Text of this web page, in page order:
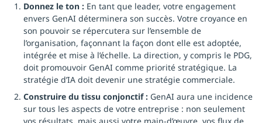
Donnez le ton : En tant que leader, votre engagement
envers GenAI déterminera son succès. Votre croyance en
son pouvoir se répercutera sur l’ensemble de
l’organisation, façonnant la façon dont elle est adoptée,
intégrée et mise à l’échelle. La direction, y compris le PDG,
doit promouvoir GenAI comme priorité stratégique. La
stratégie d’IA doit devenir une stratégie commerciale.
Construire du tissu conjonctif : GenAI aura une incidence
sur tous les aspects de votre entreprise : non seulement